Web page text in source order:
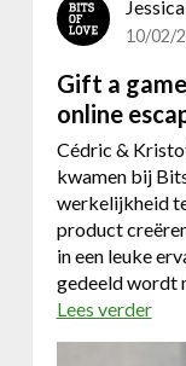
10/02/
Gift a
online
Cédric &
kwamen bij
werkelijkheid
product
in een leuke
gedeeld wordt
Lees verdero